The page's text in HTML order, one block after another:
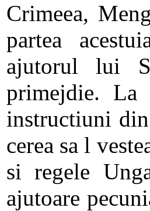
Crimeea,
partea
ajutorul lui
primejdie.
instructiuni
cerea sa l
si regele
ajutoare